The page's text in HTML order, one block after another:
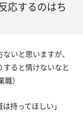
応するのはち
いと思いますが、
ると情けないなと
）
持ってほしい」